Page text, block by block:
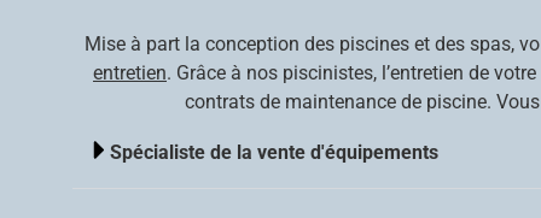
Mise à part la conception des piscines et des spas,
entretien. Grâce à nos piscinistes, l’entretien de
contrats de maintenance de piscine.
Spécialiste de la vente d'équipements